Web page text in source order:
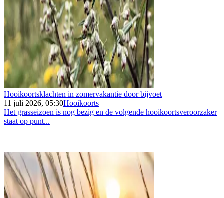
Hooikoortsklachten in zomervakantie door bijvoet
11 juli 2026, 05:30Hooikoorts
Het grasseizoen is nog bezig en de volgende hooikoortsveroorzaker
staat op punt...